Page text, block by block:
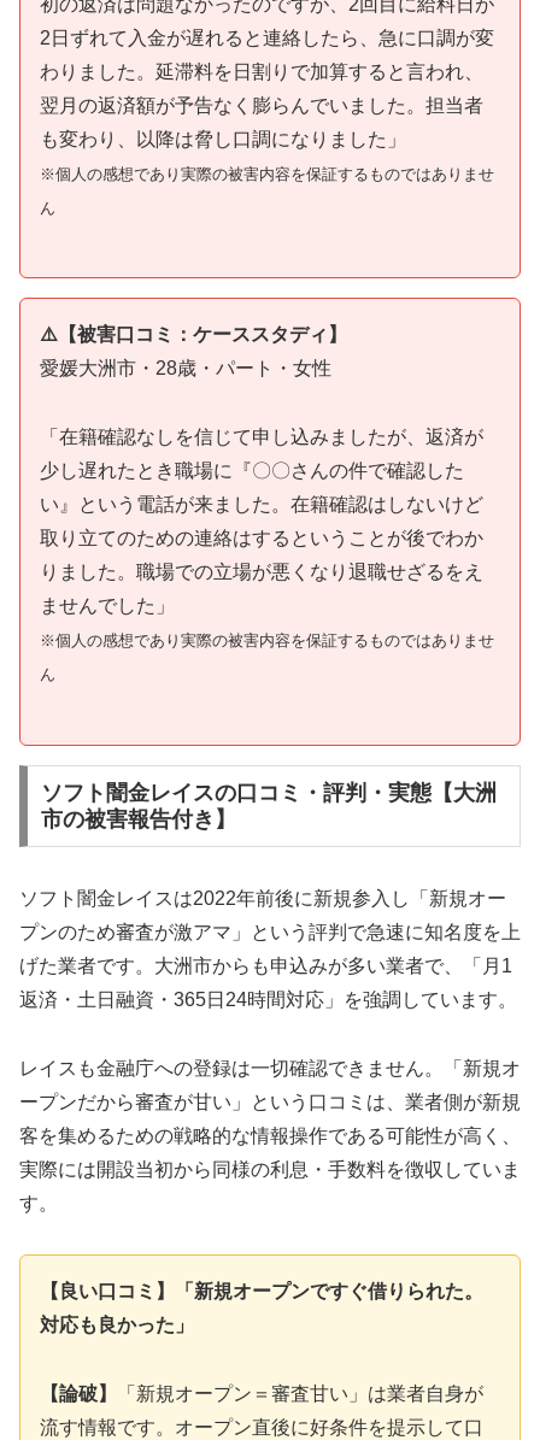
2日ずれて入金が遅れると連絡したら、急に口調が変
わりました。延滞料を日割りで加算すると言われ、
翌月の返済額が予告なく膨らんでいました。担当者
も変わり、以降は脅し口調になりました」
※個人の感想であり実際の被害内容を保証するものではありませ
ん
⚠️【被害口コミ：ケーススタディ】
愛媛大洲市・28歳・パート・女性
「在籍確認なしを信じて申し込みましたが、返済が
少し遅れたとき職場に『〇〇さんの件で確認した
い』という電話が来ました。在籍確認はしないけど
取り立てのための連絡はするということが後でわか
りました。職場での立場が悪くなり退職せざるをえ
ませんでした」
※個人の感想であり実際の被害内容を保証するものではありませ
ん
ソフト闇金レイスの口コミ・評判・実態【大洲
市の被害報告付き】
ソフト闇金レイスは2022年前後に新規参入し「新規オー
プンのため審査が激アマ」という評判で急速に知名度を上
げた業者です。大洲市からも申込みが多い業者で、「月1
返済・土日融資・365日24時間対応」を強調しています。
レイスも金融庁への登録は一切確認できません。「新規オ
ープンだから審査が甘い」という口コミは、業者側が新規
客を集めるための戦略的な情報操作である可能性が高く、
実際には開設当初から同様の利息・手数料を徴収していま
す。
【良い口コミ】「新規オープンですぐ借りられた。
対応も良かった」
【論破】
「新規オープン＝審査甘い」は業者自身が
流す情報です。オープン直後に好条件を提示して口